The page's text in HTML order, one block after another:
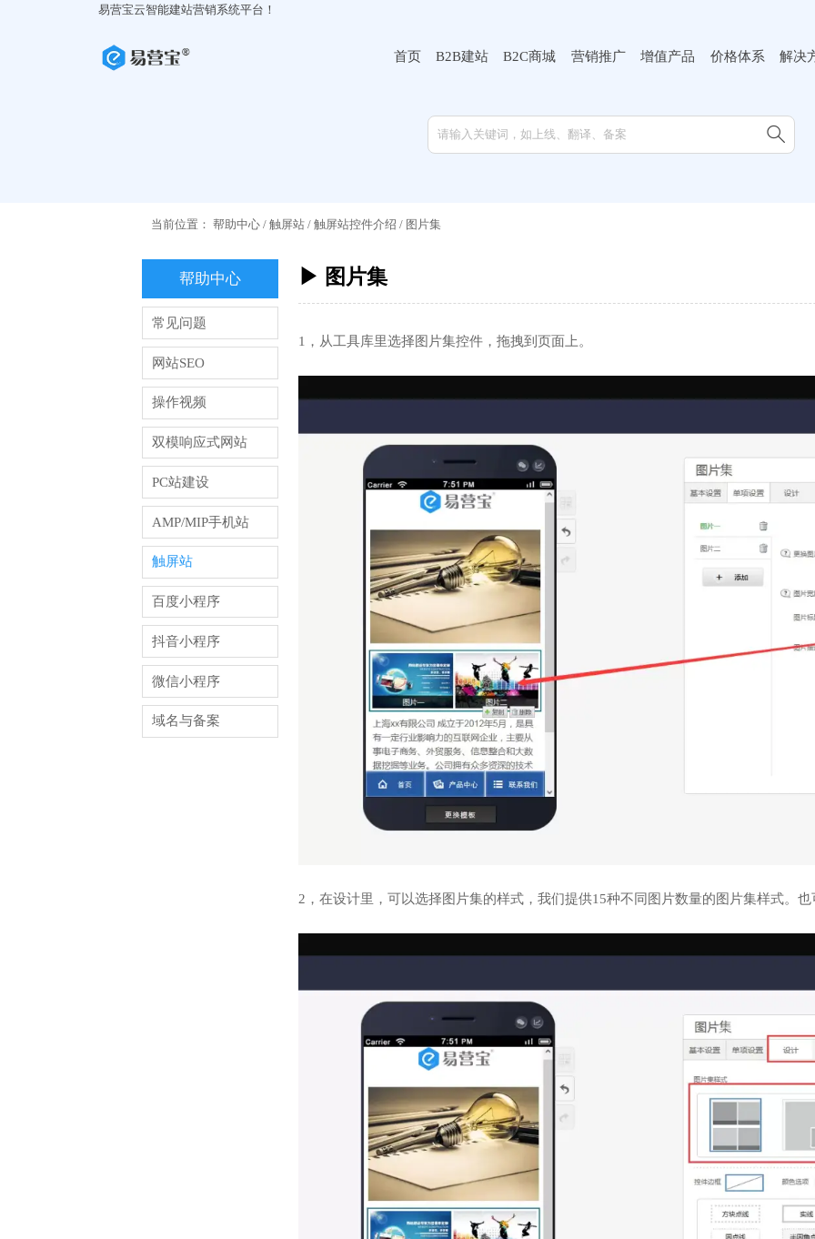
易营宝云智能建站营销系统平台！
首页 B2B建站 B2C商城 营销推广 增值产品 价格体系 解决

当前位置： 帮助中心/ 触屏站/ 触屏站控件介绍 / 图片集
帮助中心
常见问题
网站SEO
操作视频
双模响应式网站
PC站建设
AMP/MIP手机站
触屏站
百度小程序
抖音小程序
微信小程序
域名与备案
▶ 图片集
1，从工具库里选择图片集控件，拖拽到页面上。
2，在设计里，可以选择图片集的样式，我们提供15种不同图片数量的图片集样式。